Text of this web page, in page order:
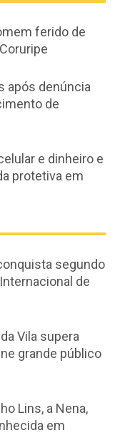
ferido de
após denúncia
de
e dinheiro e
protetiva em
segundo
de
Vila supera
grande público
Lins, a Nena,
em